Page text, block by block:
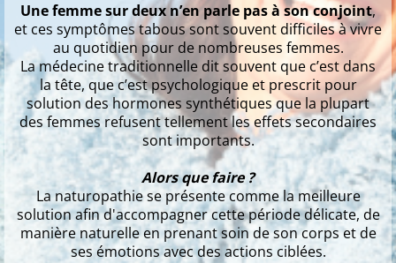
Une femme sur deux n’en parle pas à son conjoint,
et ces symptômes tabous sont souvent difficiles à vivre
au quotidien pour de nombreuses femmes.
La médecine traditionnelle dit souvent que c’est dans
la tête, que c’est psychologique et prescrit pour
solution des hormones synthétiques que la plupart
des femmes refusent tellement les effets secondaires
sont importants.
Alors que faire ?
La naturopathie se présente comme la meilleure
solution afin d'accompagner cette période délicate, de
manière naturelle en prenant soin de son corps et de
ses émotions avec des actions ciblées.